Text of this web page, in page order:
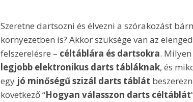
Szeretne dartsozni és élvezni a szórakozást
környezetben is? Akkor szüksége van az
felszerelésre – céltáblára és dartsokra.
legjobb elektronikus darts tábláknak, és
egy jó minőségű szizál darts táblát
következő “Hogyan válasszon darts céltáblát